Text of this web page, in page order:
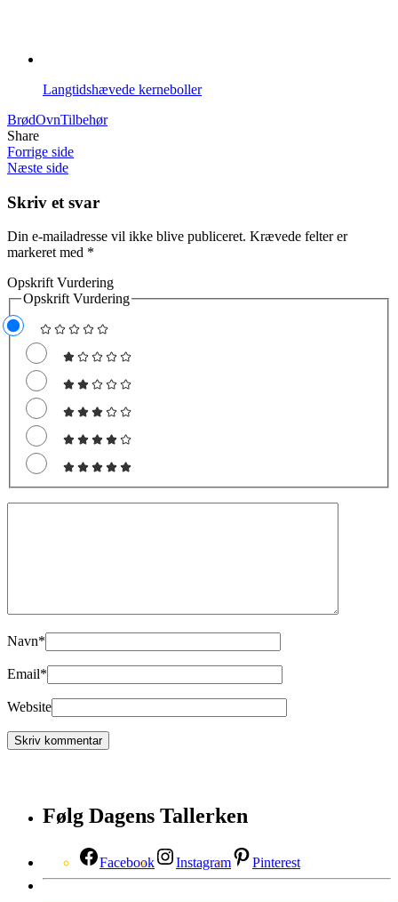
Langtidshævede kerneboller
BrødOvnTilbehør
Share
Forrige side
Næste side
Skriv et svar
Din e-mailadresse vil ikke blive publiceret. Krævede felter er
markeret med *
Opskrift Vurdering
Opskrift Vurdering
Navn*
Email*
Website
Følg Dagens Tallerken
Facebook Instagram Pinterest